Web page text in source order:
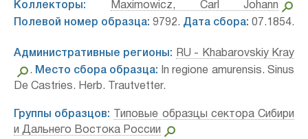
Коллекторы:
Maximowicz, Carl Johann
Полевой номер образца: 9792. Дата сбора: 07.1854.
Административные регионы:
RU - Khabarovskiy Kray
. Место сбора образца: In regione amurensis. Sinus
De Castries. Herb. Trautvetter.
Группы образцов:
Типовые образцы сектора Сибири
и Дальнего Востока России